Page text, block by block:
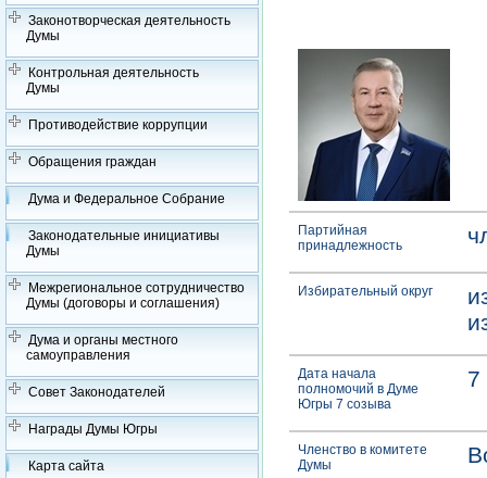
Законотворческая деятельность
Думы
Контрольная деятельность
Думы
Противодействие коррупции
Обращения граждан
Дума и Федеральное Собрание
Законодательные инициативы
Думы
Межрегиональное сотрудничество
Думы (договоры и соглашения)
Дума и органы местного
самоуправления
Совет Законодателей
Награды Думы Югры
Карта сайта
Партийная
принадлежность
Избирательный округ
Дата начала
полномочий в Думе
Югры 7 созыва
7
Членство в комитете
Думы